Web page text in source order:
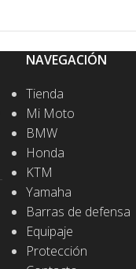
NAVEGACIÓN
Tienda
Mi Moto
BMW
Honda
KTM
Yamaha
Barras de defensa
Equipaje
Protección